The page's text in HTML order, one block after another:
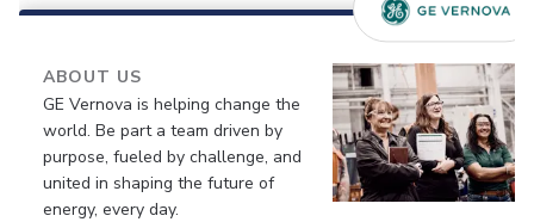
ABOUT US
GE Vernova is helping change the
world. Be part a team driven by
purpose, fueled by challenge, and
united in shaping the future of
energy, every day.